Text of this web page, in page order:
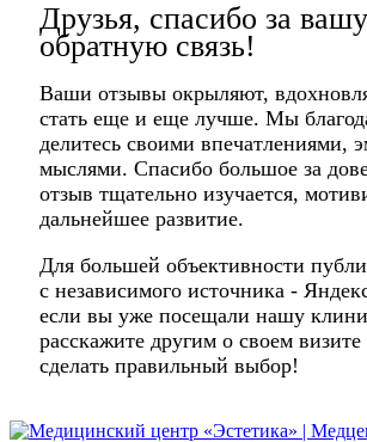
Друзья, спасибо за вашу
обратную связь!
Ваши отзывы окрыляют,
стать еще и еще лучше. Мы
делитесь своими впечатлениями,
мыслями. Спасибо большое за
отзыв тщательно изучается,
дальнейшее развитие.
Для большей объективности
с независимого источника -
если вы уже посещали нашу
расскажите другим о своем
сделать правильный выбор!